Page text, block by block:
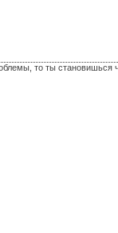
то ты становишься